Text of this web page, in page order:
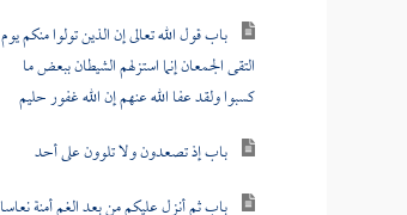
باب قول الله تعالى إن الذين تولوا منكم يوم
التقى الجمعان إنما استزلهم الشيطان ببعض ما
كسبوا ولقد عفا الله عنهم إن الله غفور حليم
باب إذ تصعدون ولا تلوون على أحد